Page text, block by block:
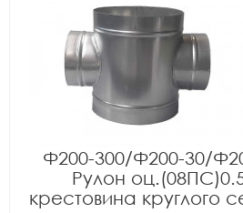
Ф200-300/Ф200-30/
Рулон
крестовина круглого